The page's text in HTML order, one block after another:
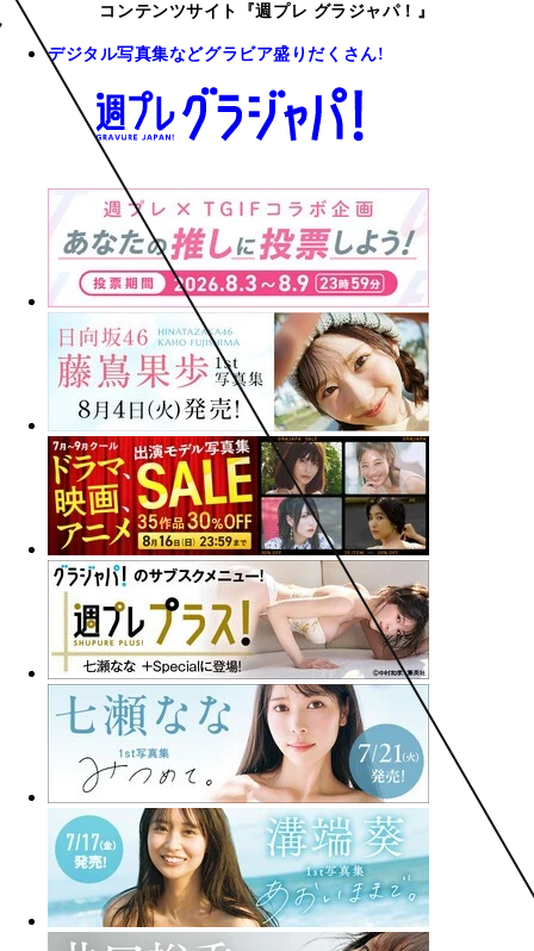
コンテンツサイト『週プレ グラジャパ！』
デジタル写真集などグラビア盛りだくさん!